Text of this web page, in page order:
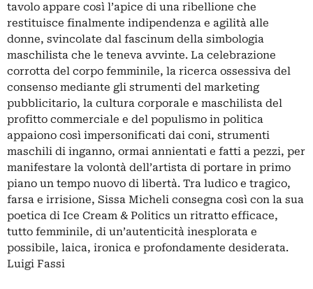
tavolo appare così l’apice di una ribellione che
restituisce finalmente indipendenza e agilità alle
donne, svincolate dal fascinum della simbologia
maschilista che le teneva avvinte. La celebrazione
corrotta del corpo femminile, la ricerca ossessiva del
consenso mediante gli strumenti del marketing
pubblicitario, la cultura corporale e maschilista del
profitto commerciale e del populismo in politica
appaiono così impersonificati dai coni, strumenti
maschili di inganno, ormai annientati e fatti a pezzi, per
manifestare la volontà dell’artista di portare in primo
piano un tempo nuovo di libertà. Tra ludico e tragico,
farsa e irrisione, Sissa Micheli consegna così con la sua
poetica di Ice Cream & Politics un ritratto efficace,
tutto femminile, di un’autenticità inesplorata e
possibile, laica, ironica e profondamente desiderata.
Luigi Fassi